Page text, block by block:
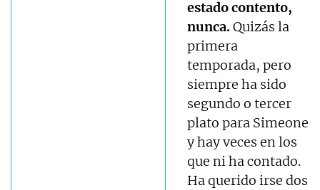
estado contento,
nunca.Quizás la
primera
temporada, pero
siempre ha sido
segundo o tercer
plato para Simeone
y hay veces en los
que ni ha contado.
Ha querido irse dos